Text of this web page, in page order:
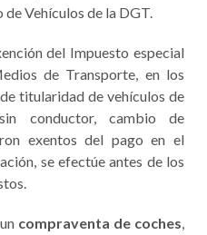
Vehículos de la DGT.
del Impuesto especial
de Transporte, en los
titularidad de vehículos de
conductor, cambio de
exentos del pago en el
se efectúe antes de los
compraventa de coches,